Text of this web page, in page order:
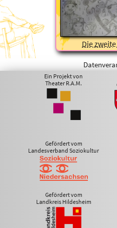
Die
Ein Projekt von
Theater R.A.M.
Gefördert vom
Landesverband Soziokultur
Gefördert vom
Landkreis Hildesheim